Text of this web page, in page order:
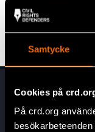
Samtycke
Cookies på
På crd.org
Leer el Código
Days.